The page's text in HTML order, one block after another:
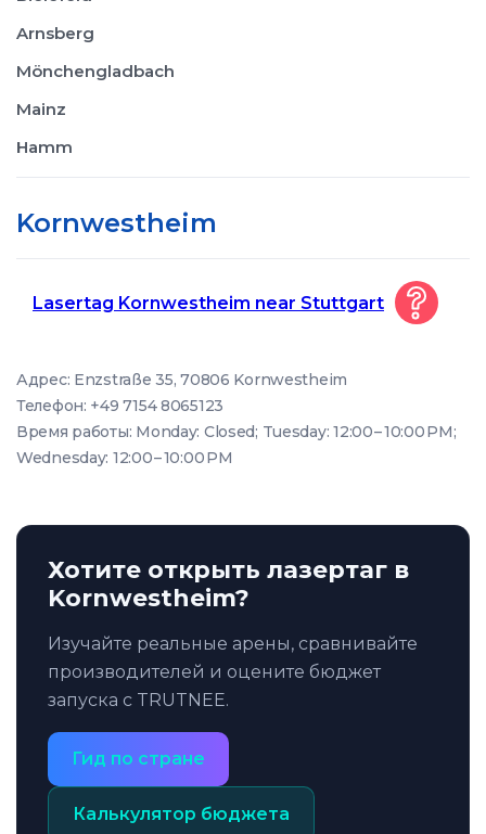
Arnsberg
Mönchengladbach
Mainz
Hamm
Kornwestheim
Lasertag Kornwestheim near Stuttgart
Адрес: Enzstraße 35, 70806 Kornwestheim
Телефон: +49 7154 8065123
Время работы: Monday: Closed; Tuesday: 12:00 – 10:00 PM;
Wednesday: 12:00 – 10:00 PM
Хотите открыть лазертаг в
Kornwestheim?
Изучайте реальные арены, сравнивайте
производителей и оцените бюджет
запуска с TRUTNEE.
Гид по стране
Калькулятор бюджета